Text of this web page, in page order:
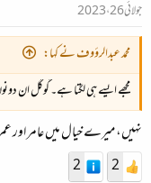
جولائی 26، 2023
محمد عبدالرؤوف نے کہا:
مجھے ایسے ہی لگتا ہے۔ گوگل ان
نہیں، میرے خیال میں عامر اور
2
2